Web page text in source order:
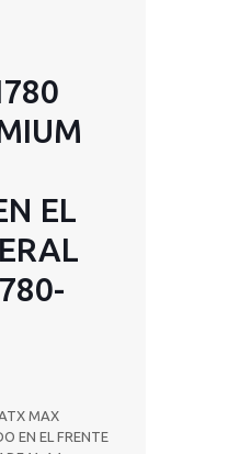
EL
MAX
EN EL FRENTE